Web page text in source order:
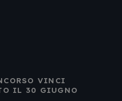
VINCI
IL 30 GIUGNO